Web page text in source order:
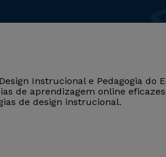
Instrucional e Pedagogia do
de aprendizagem online
de design instrucional.